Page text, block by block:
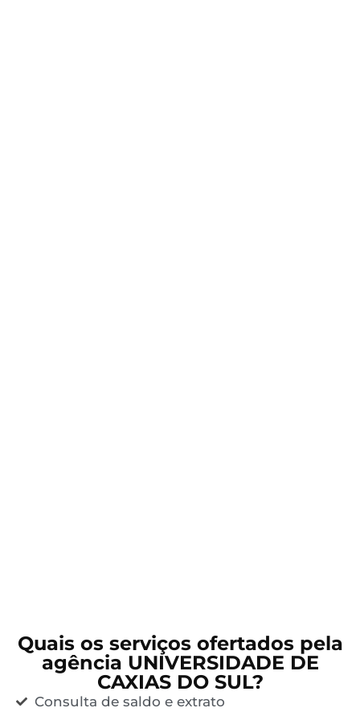
Quais os serviços ofertados pela
agência UNIVERSIDADE DE
CAXIAS DO SUL?
Consulta de saldo e extrato